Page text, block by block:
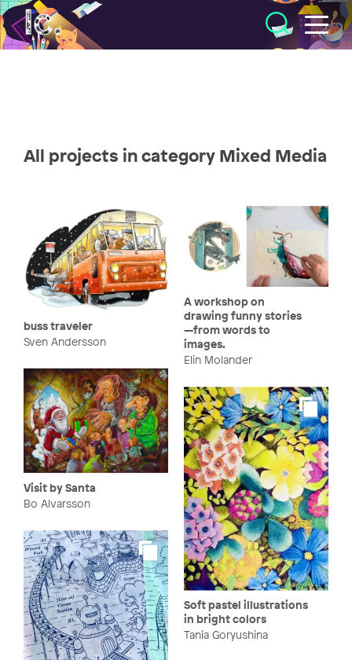
Illustratörcentrum
All projects in category Mixed Media
buss traveler
Sven Andersson
A workshop on
drawing funny stories
—from words to
images.
Elin Molander
Visit by Santa
Bo Alvarsson
Soft pastel illustrations
in bright colors
Tania Goryushina